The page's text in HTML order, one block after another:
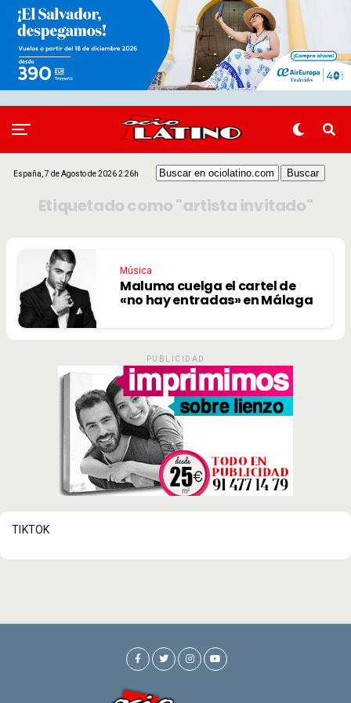
España, 7 de Agosto de 2026 2:26h
Etiquetado como "artista invitado"
Música
Maluma cuelga el cartel de
«no hay entradas» en Málaga
PUBLICIDAD
TIKTOK